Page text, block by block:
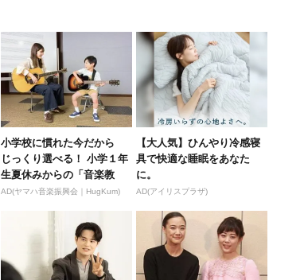
小学校に慣れた今だから
じっくり選べる！ 小学１年
生夏休みからの「音楽教
室」デビュ...
AD(ヤマハ音楽振興会｜HugKum)
【大人気】ひんやり冷感寝
具で快適な睡眠をあなた
に。
AD(アイリスプラザ)